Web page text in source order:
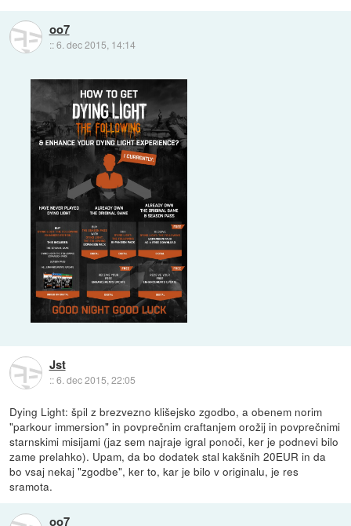
oo7
::6. dec 2015, 14:14
Jst
::6. dec 2015, 22:05
Dying Light: špil z brezvezno klišejsko zgodbo, a obenem norim
"parkour immersion" in povprečnim craftanjem orožij in povprečnimi
starnskimi misijami (jaz sem najraje igral ponoči, ker je podnevi bilo
zame prelahko). Upam, da bo dodatek stal kakšnih 20EUR in da
bo vsaj nekaj "zgodbe", ker to, kar je bilo v originalu, je res
sramota.
oo7